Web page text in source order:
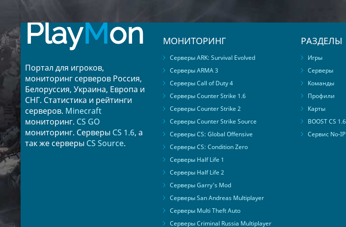
PlayMon
Портал для игроков,
мониторинг серверов Россия,
Белоруссия, Украина, Европа и
СНГ. Статистика и рейтинги
серверов. Minecraft
мониторинг. CS GO
мониторинг. Серверы CS 1.6, а
так же серверы CS Source.
МОНИТОРИНГ
Серверы ARK: Survival Evolved
Серверы ARMA 3
Серверы Call of Duty 4
Серверы Counter Strike 1.6
Серверы Counter Strike 2
Серверы Counter Strike Source
Серверы CS: Global Offensive
Серверы CS: Condition Zero
Серверы Half Life 1
Серверы Half Life 2
Серверы Garry's Mod
Серверы San Andreas Multiplayer
Серверы Multi Theft Auto
Серверы Criminal Russia Multiplayer
РАЗДЕЛЫ
Игры
Серверы
Команды
Профили
Карты
BOOST CS 1.6
Сервис No-IP